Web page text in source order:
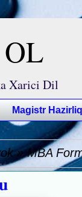
Xarici Dil
Magistr
»MBA